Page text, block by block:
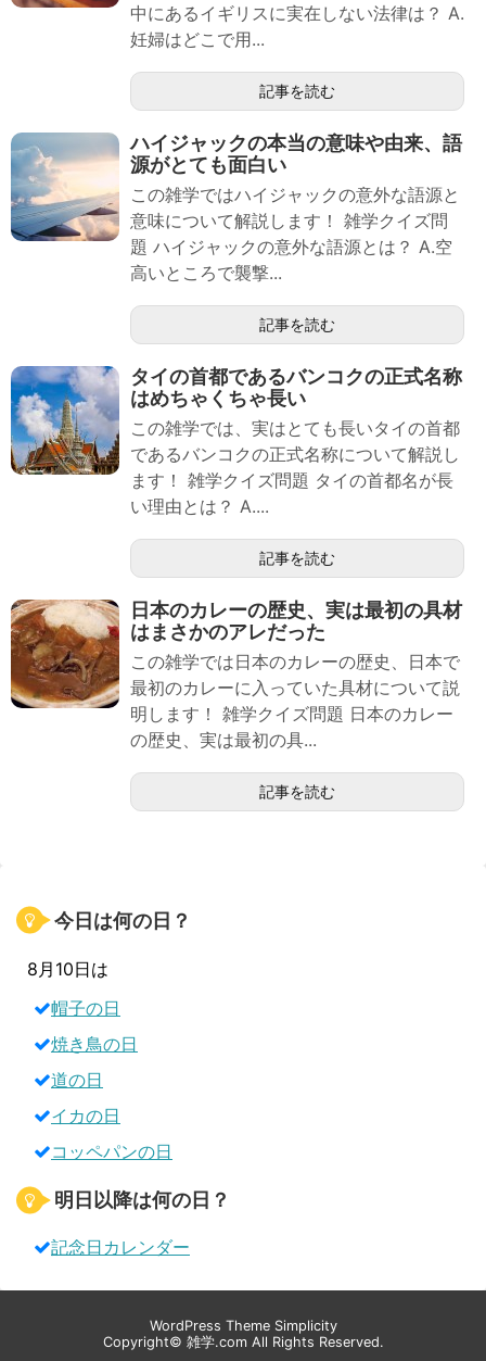
中にあるイギリスに実在しない法律は？ A.
妊婦はどこで用...
記事を読む
ハイジャックの本当の意味や由来、語
源がとても面白い
この雑学ではハイジャックの意外な語源と
意味について解説します！ 雑学クイズ問
題 ハイジャックの意外な語源とは？ A.空
高いところで襲撃...
記事を読む
タイの首都であるバンコクの正式名称
はめちゃくちゃ長い
この雑学では、実はとても長いタイの首都
であるバンコクの正式名称について解説し
ます！ 雑学クイズ問題 タイの首都名が長
い理由とは？ A....
記事を読む
日本のカレーの歴史、実は最初の具材
はまさかのアレだった
この雑学では日本のカレーの歴史、日本で
最初のカレーに入っていた具材について説
明します！ 雑学クイズ問題 日本のカレー
の歴史、実は最初の具...
記事を読む
今日は何の日？
8月10日は
帽子の日
焼き鳥の日
道の日
イカの日
コッペパンの日
明日以降は何の日？
記念日カレンダー
WordPress Theme Simplicity
Copyright© 雑学.comAll Rights Reserved.